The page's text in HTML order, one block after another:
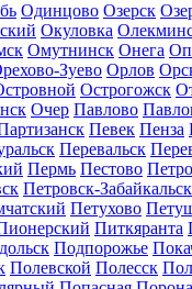
Одинцово Озерск
Окуловка
Омутнинск Онега
Зуево Орлов
Острогожск
Очер Павлово
Певек Пенза
Перевальск
Пермь Пестово
Петровск-
Петухово
Питкяранта
Подпорожье
Полевской Полесск